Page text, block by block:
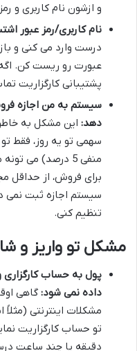
و ازشون نام کاربری و
نام کاربری/رمز عبور
درست وارد می کنی و
عبورت رو ریست کن.
پشتیبانی کارگزاریت
سیستم به من اجازه
دهد: این مشکل به
سهمی تو یه روز، فقط
منفی 5 درصد) می
برای فروش، از حداقل
سیستم اجازه ثبت نمی
تنظیم کنی.
مشکل تو واریز و
پول به حساب
داده نمی شود: گاهی
تو حساب کارگزاریت
دقیقه یا چند ساعت